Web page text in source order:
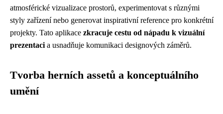
atmosférické vizualizace prostorů, experimentovat s různými
styly zařízení nebo generovat inspirativní reference pro konkrétní
projekty. Tato aplikace zkracuje cestu od nápadu k vizuální
prezentaci a usnadňuje komunikaci designových záměrů.
Tvorba herních assetů a konceptuálního
umění